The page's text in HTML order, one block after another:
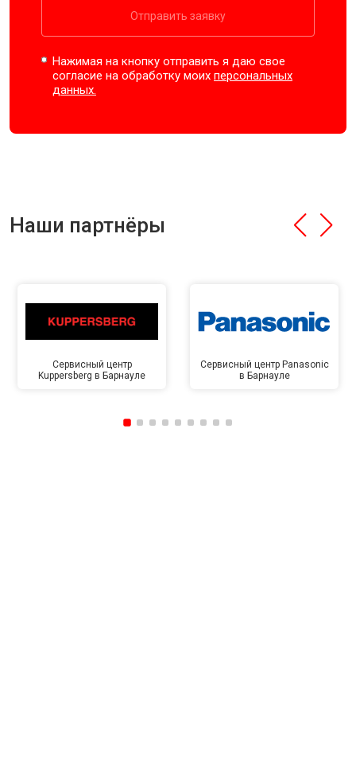
Отправить заявку
Нажимая на кнопку отправить я даю свое
согласие на обработку моихперсональных
данных.
Наши партнёры
Сервисный центр
Kuppersberg в Барнауле
Сервисный центр Panasonic
в Барнауле